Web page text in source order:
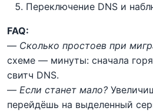
Переключение DNS и
FAQ:
— Сколько простоев при
схеме — минуты: сначала
свитч DNS.
— Если станет мало?
перейдёшь на выделенный